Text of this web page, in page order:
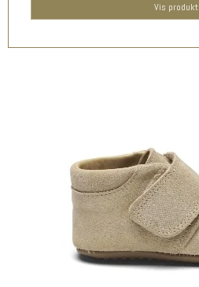
Vis produkt